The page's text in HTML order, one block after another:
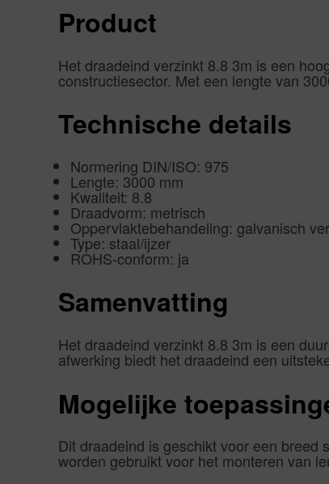
Product
Het draadeind verzinkt 8.8 3m is een
constructiesector. Met een lengte van
Technische details
Normering DIN/ISO: 975
Lengte: 3000 mm
Kwaliteit: 8.8
Draadvorm: metrisch
Oppervlaktebehandeling: galvanisch
Type: staal/ijzer
ROHS-conform: ja
Samenvatting
Het draadeind verzinkt 8.8 3m is een
afwerking biedt het draadeind een
Mogelijke
Dit draadeind is geschikt voor een
worden gebruikt voor het monteren van